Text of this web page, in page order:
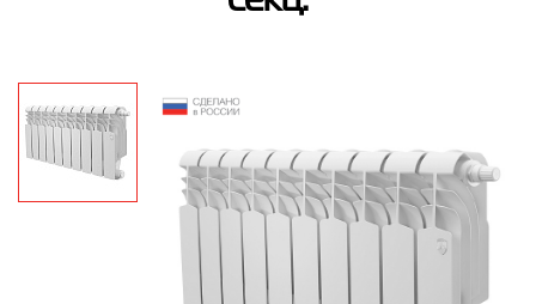
Где купить
Контакты
8 (800) 234-19-70